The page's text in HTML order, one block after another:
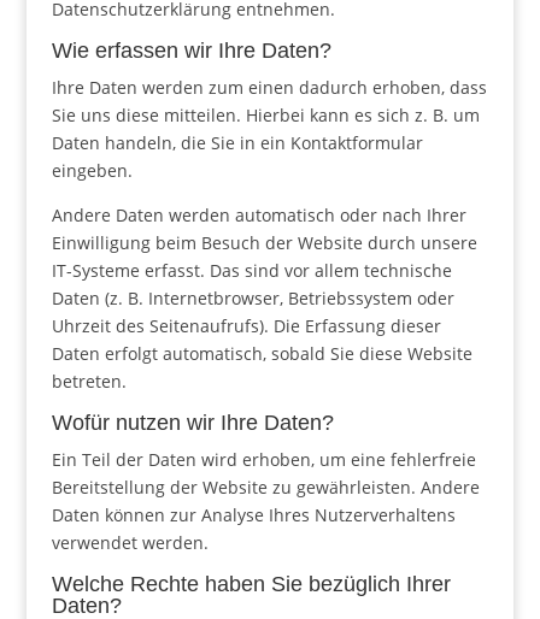
Datenschutzerklärung entnehmen.
Wie erfassen wir Ihre Daten?
Ihre Daten werden zum einen dadurch erhoben, dass
Sie uns diese mitteilen. Hierbei kann es sich z. B. um
Daten handeln, die Sie in ein Kontaktformular
eingeben.
Andere Daten werden automatisch oder nach Ihrer
Einwilligung beim Besuch der Website durch unsere
IT-Systeme erfasst. Das sind vor allem technische
Daten (z. B. Internetbrowser, Betriebssystem oder
Uhrzeit des Seitenaufrufs). Die Erfassung dieser
Daten erfolgt automatisch, sobald Sie diese Website
betreten.
Wofür nutzen wir Ihre Daten?
Ein Teil der Daten wird erhoben, um eine fehlerfreie
Bereitstellung der Website zu gewährleisten. Andere
Daten können zur Analyse Ihres Nutzerverhaltens
verwendet werden.
Welche Rechte haben Sie bezüglich Ihrer
Daten?